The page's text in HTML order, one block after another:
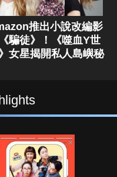
推出小說改編影
騙徒》！《噬血Y世
女星揭開私人島嶼秘